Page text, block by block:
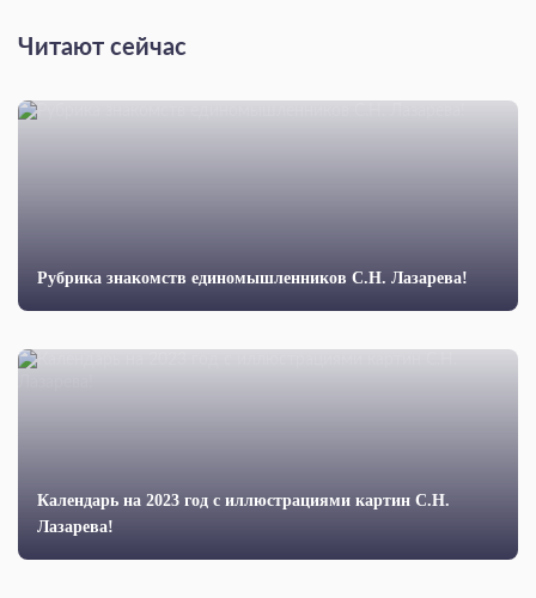
Читают сейчас
Рубрика знакомств единомышленников С.Н. Лазарева!
Календарь на 2023 год с иллюстрациями картин С.Н.
Лазарева!